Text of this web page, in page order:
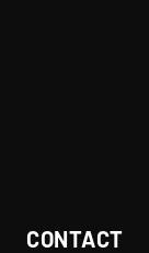
CONTACT